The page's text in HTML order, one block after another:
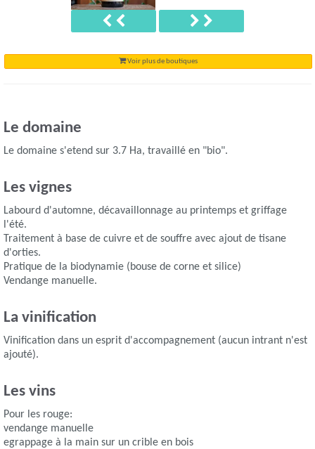
Précédent Suivant
Voir plus de boutiques
Le domaine
Le domaine s'etend sur 3.7 Ha, travaillé en "bio".
Les vignes
Labourd d'automne, décavaillonnage au printemps et griffage
l'été.
Traitement à base de cuivre et de souffre avec ajout de tisane
d'orties.
Pratique de la biodynamie (bouse de corne et silice)
Vendange manuelle.
La vinification
Vinification dans un esprit d'accompagnement (aucun intrant n'est
ajouté).
Les vins
Pour les rouge:
vendange manuelle
egrappage à la main sur un crible en bois